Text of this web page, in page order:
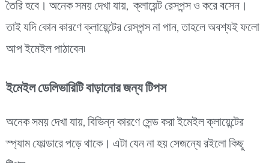
তৈরি হবে। অনেক সময় দেখা যায়, ক্লায়েন্ট রেসপন্স ও করে বসেন।
তাই যদি কোন কারণে ক্লায়েন্টের রেসপন্স না পান, তাহলে অবশ্যই ফলো
আপ ইমেইল পাঠাবেন৷
ইমেইল ডেলিভারিটি বাড়ানোর জন্য টিপস
অনেক সময় দেখা যায়, বিভিন্ন কারণে সেন্ড করা ইমেইল ক্লায়েন্টের
স্প্যাম ফোল্ডারে পড়ে থাকে। এটা যেন না হয় সেজন্যে রইলো কিছু